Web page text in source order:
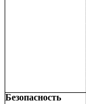
Безопасность